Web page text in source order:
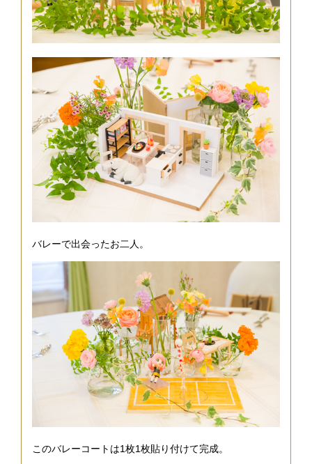
バレーで出会ったお二人。
このバレーコートは1枚1枚貼り付けて完成。